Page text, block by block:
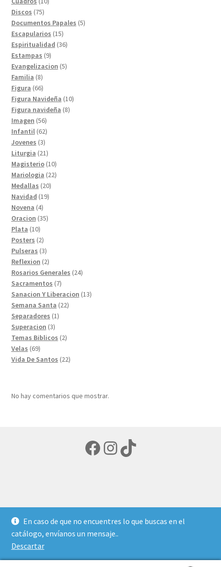
Discos 7575
productos
Documentos Papales 55
Escapularios 1515
productos
Espiritualidad 3636
Estampas 99
productos
Evangelizacion 55
Familia 88
productos
Figura 6666
productos
Figura Navideña 1010
Figura navideña 88
Imagen 5656
productos
Infantil 6262
productos
Jovenes 33
productos
Liturgia 2121
productos
Magisterio 1010
productos
Mariologia 2222
Medallas 2020
productos
Navidad 1919
Novena 44
productos
Oracion 3535
Plata 1010
productos
Posters 22
productos
Pulseras 33
productos
Reflexion 22
productos
Rosarios Generales 2424
Sacramentos 77
productos
Sanacion Y Liberacion 1313
Semana Santa 2222
Separadores 11
Superacion 33
productos
Temas Biblicos 22
Velas 6969
productos
Vida De Santos 2222
No hay comentarios que mostrar.
Facebook
Instagram
TikTok
Política de privacidad
Creado con Storefront y
WooCommerce.
En caso de que no encuentres lo que buscas en el
catálogo, envíanos un mensaje..
Descartar